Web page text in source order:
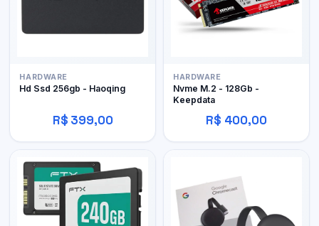
HARDWARE
Hd Ssd 256gb - Haoqing
R$ 399,00
HARDWARE
Nvme M.2 - 128Gb -
Keepdata
R$ 400,00